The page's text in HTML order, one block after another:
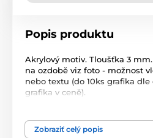
Popis produktu
Akrylový motiv. Tloušťka 3
na ozdobě viz foto - možnost
nebo textu (do 10ks grafika dle
grafika v ceně).
Produkt je zaradený v
Zobraziť celý popis